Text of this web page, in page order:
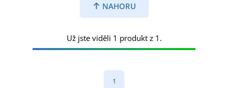
NAHORU
Už jste viděli 1 produkt z 1.
1